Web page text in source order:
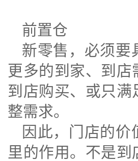
前置仓
新零售，必须要
更多的到家、到
到店购买、或只
整需求。
因此，门店的
里的作用。不是